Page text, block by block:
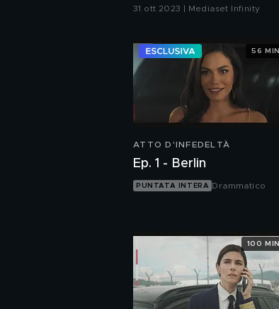
31 ott 2023 | Mediaset Infinity
ATTO D'INFEDELTÀ
Ep. 1 - Berlin
PUNTATA INTERA Drammatico
56 MIN
100 MIN